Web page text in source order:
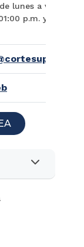
lunes a viernes
p.m. y de